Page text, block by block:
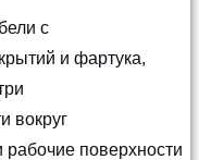
с
и фартука,
вокруг
поверхности